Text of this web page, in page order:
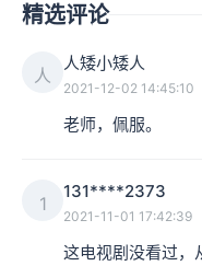
精选评论
人
人矮小矮人
2021-12-02 14:45:10
老师，佩服。
1
131****2373
2021-11-01 17:42:39
这电视剧没看过，